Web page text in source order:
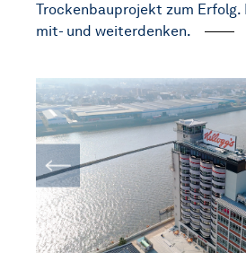
Trockenbauprojekt zum
mit- und weiterdenken.